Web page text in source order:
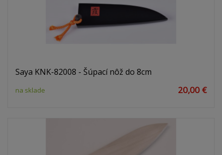
Saya KNK-82008 - Šúpací nôž do 8cm
na sklade 20,00 €